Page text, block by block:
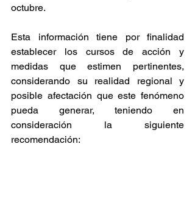
octubre.
Esta información tiene por finalidad
establecer los cursos de acción y
medidas que estimen pertinentes,
considerando su realidad regional y
posible afectación que este fenómeno
pueda generar, teniendo en
consideración la siguiente
recomendación: